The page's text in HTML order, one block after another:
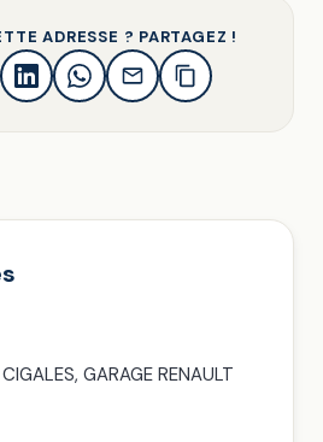
ADRESSE ? PARTAGEZ !
GARAGE RENAULT